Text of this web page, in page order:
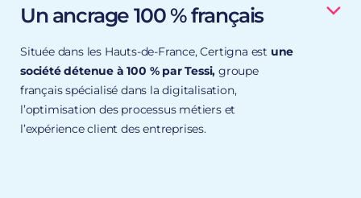
solutions sont également disponibles « à la
Laqualification RGS, en tant qu’Opérateur de
LeRéférentiel Général de Sécurité(RGS), mis en
place par l’État français, permet de garantir la
sécurité des échanges, notamment entre
l’Administration et les usagers.
Un ancrage 100 % français
Située dans les Hauts-de-France, Certigna est une
société détenue à 100 % par Tessi, groupe
français spécialisé dans la digitalisation,
l’optimisation des processus métiers et
l’expérience client des entreprises.